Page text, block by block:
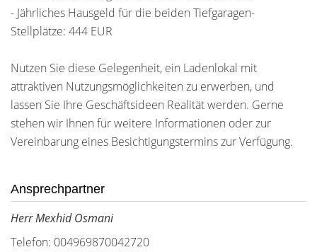
- Jährliches Hausgeld für die beiden Tiefgaragen-
Stellplätze: 444 EUR
Nutzen Sie diese Gelegenheit, ein Ladenlokal mit
attraktiven Nutzungsmöglichkeiten zu erwerben, und
lassen Sie Ihre Geschäftsideen Realität werden. Gerne
stehen wir Ihnen für weitere Informationen oder zur
Vereinbarung eines Besichtigungstermins zur Verfügung.
Ansprechpartner
Herr Mexhid Osmani
Telefon: 004969870042720